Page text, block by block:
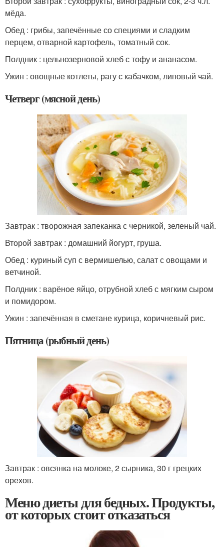
мёда.
Обед : грибы, запечённые со специями и сладким
перцем, отварной картофель, томатный сок.
Полдник : цельнозерновой хлеб с тофу и ананасом.
Ужин : овощные котлеты, рагу с кабачком, липовый чай.
Четверг (мясной день)
Завтрак : творожная запеканка с черникой, зеленый чай.
Второй завтрак : домашний йогурт, груша.
Обед : куриный суп с вермишелью, салат с овощами и
ветчиной.
Полдник : варёное яйцо, отрубной хлеб с мягким сыром
и помидором.
Ужин : запечённая в сметане курица, коричневый рис.
Пятница (рыбный день)
Завтрак : овсянка на молоке, 2 сырника, 30 г грецких
орехов.
Меню диеты для бедных. Продукты,
от которых стоит отказаться